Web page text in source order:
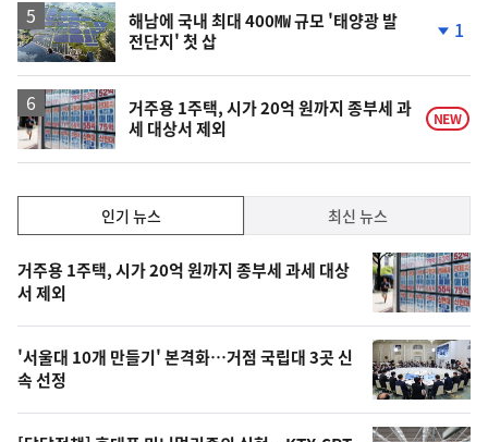
해남에 국내 최대 400㎿ 규모 '태양광 발
전단지' 첫 삽
하
락
1
거주용 1주택, 시가 20억 원까지 종부세 과
세 대상서 제외
NEW
기,
최
신,
오
늘
의
인기 뉴스 최신 뉴스
기
뉴
스
거주용 1주택, 시가 20억 원까지 종부세 과세 대상
서 제외
'서울대 10개 만들기' 본격화…거점 국립대 3곳 신
속 선정